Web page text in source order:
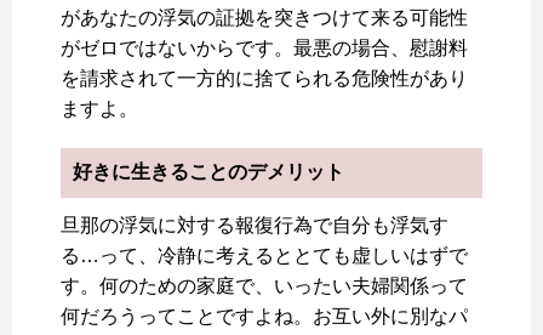
があなたの浮気の証拠を突きつけて来る可能性
がゼロではないからです。最悪の場合、慰謝料
を請求されて一方的に捨てられる危険性があり
ますよ。
好きに生きることのデメリット
旦那の浮気に対する報復行為で自分も浮気す
る…って、冷静に考えるととても虚しいはずで
す。何のための家庭で、いったい夫婦関係って
何だろうってことですよね。お互い外に別なパ